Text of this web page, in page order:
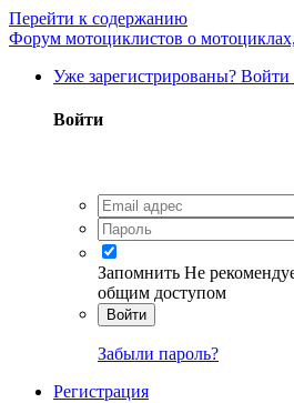
Перейти к содержанию
Форум мотоциклистов о
Уже зарегистрированы? Войти
Войти
Запомнить Не
общим доступом
Войти
Забыли пароль?
Регистрация